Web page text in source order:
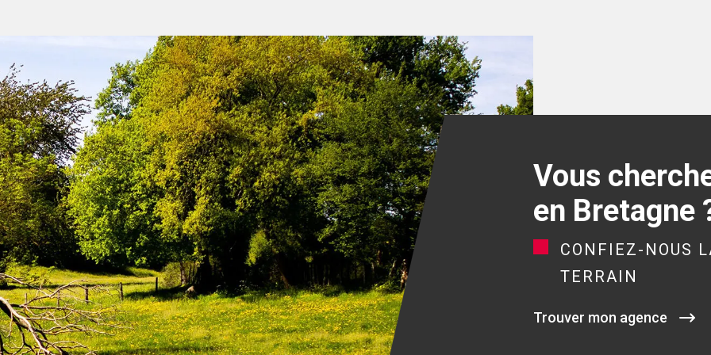
Vous
en Bretagne
CONFIEZ-NOUS
TERRAIN
Trouver mon agence